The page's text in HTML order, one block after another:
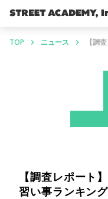
TOP keyboard_arrow_right ニュース keyboard_arrow_right 【調
【調査レポート
習い事ランキン